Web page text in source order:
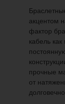
акцентом
фактор
кабель
прочные
от